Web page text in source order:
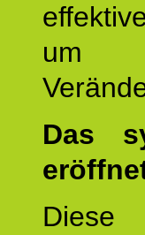
um
Das